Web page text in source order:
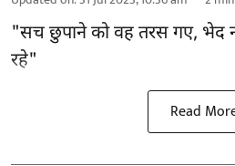
"सच छुपाने को वह तरस गए, भेद
रहे"
Read